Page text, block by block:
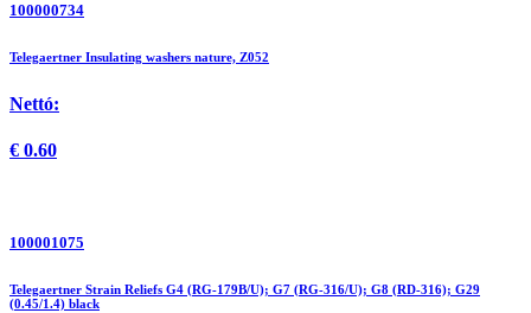
100000734
Telegaertner Insulating washers nature, Z052
Nettó:
€ 0.60
100001075
Telegaertner Strain Reliefs G4 (RG-179B/U); G7 (RG-316/U); G8 (RD-316); G29
(0.45/1.4) black